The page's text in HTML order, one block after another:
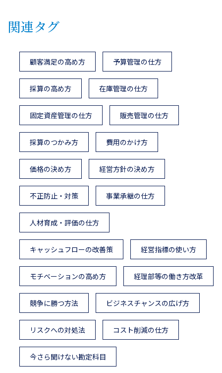
関連タグ
顧客満足の高め方 予算管理の仕方
採算の高め方 在庫管理の仕方
固定資産管理の仕方 販売管理の仕方
採算のつかみ方 費用のかけ方
価格の決め方 経営方針の決め方
不正防止・対策 事業承継の仕方
人材育成・評価の仕方
キャッシュフローの改善策 経営指標の使い方
モチベーションの高め方 経理部等の働き方改革
競争に勝つ方法 ビジネスチャンスの広げ方
リスクへの対処法 コスト削減の仕方
今さら聞けない勘定科目